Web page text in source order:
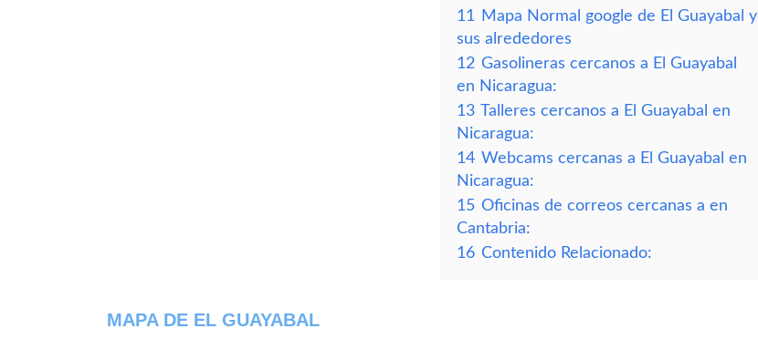
11
Mapa Normal google de El Guayabal y
sus alrededores
12 Gasolineras cercanos a El Guayabal
en Nicaragua:
13 Talleres cercanos a El Guayabal en
Nicaragua:
14 Webcams cercanas a El Guayabal en
Nicaragua:
15 Oficinas de correos cercanas a en
Cantabria:
16 Contenido Relacionado:
MAPA DE EL GUAYABAL